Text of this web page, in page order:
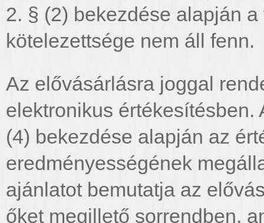
2. § (2) bekezdése alapján
kötelezettsége nem áll fenn.
Az elővásárlásra joggal
elektronikus értékesítésben.
(4) bekezdése alapján az
eredményességének
ajánlatot bemutatja az
őket megillető sorrendben,